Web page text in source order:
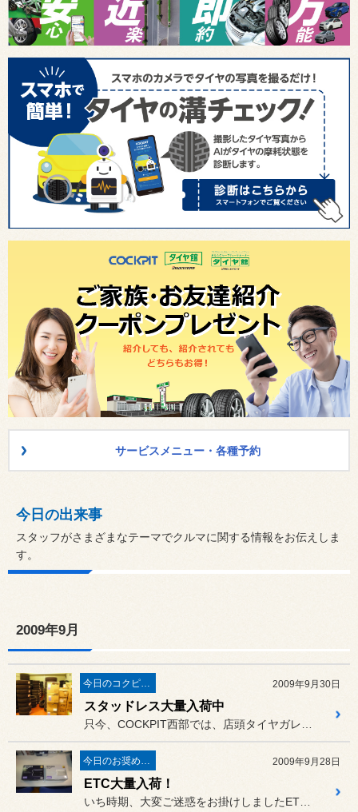
サービスメニュー・各種予約
今日の出来事
スタッフがさまざまなテーマでクルマに関する情報をお伝えしま
す。
2009年9月
今日のコクピット西部 2009年9月30日
スタッドレス大量入荷中
今日のお奨め商品! 2009年9月28日
ETC大量入荷！